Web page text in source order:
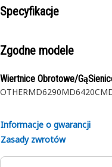
Specyfikacje
Zgodne modele
Wiertnice Obrotowe/
OTHERMD6290MD6420C
Informacje o gwarancji
Zasady zwrotów